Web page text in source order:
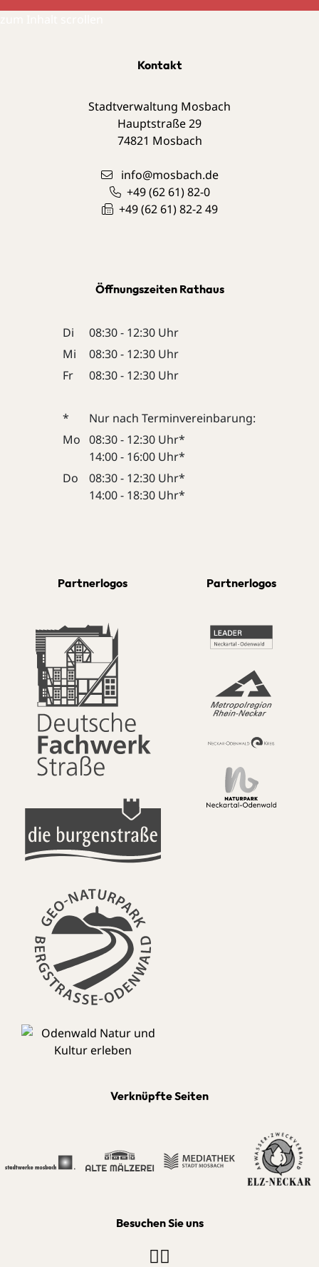
Kontakt
Stadtverwaltung Mosbach
Hauptstraße 29
74821 Mosbach
info@mosbach.de
+49 (62 61) 82-0
+49 (62 61) 82-2 49
Öffnungszeiten Rathaus
Di
08:30 - 12:30 Uhr
Mi
08:30 - 12:30 Uhr
Fr
08:30 - 12:30 Uhr
*
Nur nach Terminvereinbarung:
Mo 08:30 - 12:30 Uhr*
14:00 - 16:00 Uhr*
Do
08:30 - 12:30 Uhr*
14:00 - 18:30 Uhr*
Partnerlogos Partnerlogos
Verknüpfte Seiten
Besuchen Sie uns